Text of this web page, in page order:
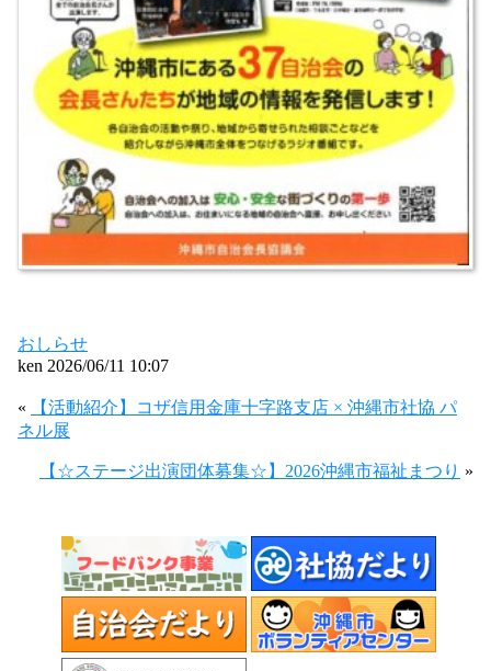
おしらせ
ken 2026/06/11 10:07
«
【活動紹介】コザ信用金庫十字路支店 × 沖縄市社協 パ
ネル展
【☆ステージ出演団体募集☆】2026沖縄市福祉まつり »